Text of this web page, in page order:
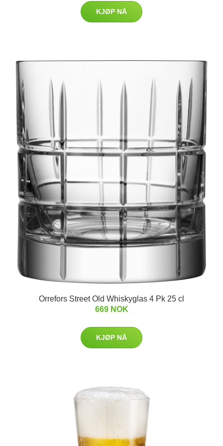
KJØP NÅ
Orrefors Street Old Whiskyglas 4 Pk 25 cl
669 NOK
KJØP NÅ